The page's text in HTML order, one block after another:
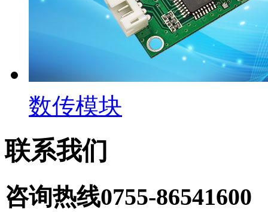
数传模块
联系我们
咨询热线0755-86541600